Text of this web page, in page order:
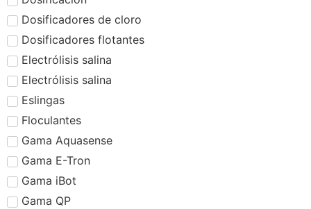
Dosificadores de cloro
Dosificadores flotantes
Electrólisis salina
Electrólisis salina
Eslingas
Floculantes
Gama Aquasense
Gama E-Tron
Gama iBot
Gama QP